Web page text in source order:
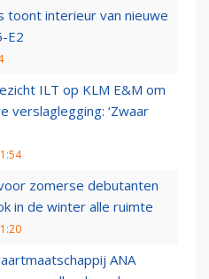
toont interieur van nieuwe
E2
ILT op KLM E&M om
verslaglegging: ‘Zwaar
zomerse debutanten
in de winter alle ruimte
ANA